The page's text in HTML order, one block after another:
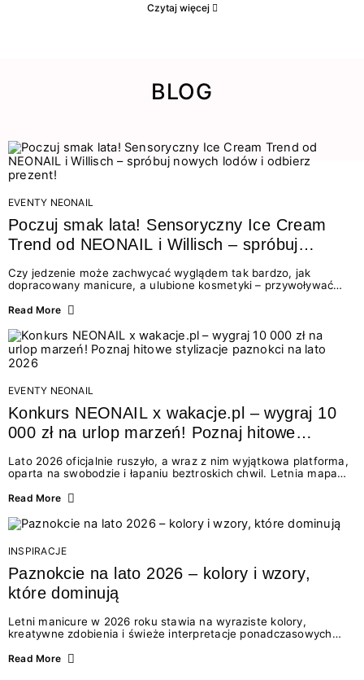
Czytaj więcej
BLOG
EVENTY NEONAIL
Poczuj smak lata! Sensoryczny Ice Cream
Trend od NEONAIL i Willisch – spróbuj
nowych lodów i odbierz prezent!
Czy jedzenie może zachwycać wyglądem tak bardzo, jak
dopracowany manicure, a ulubione kosmetyki – przywoływać
świata beauty i oszałamiających deserów to coś więcej niż
zmysłami: przez soczysty kolor, aksamitną teksturę,
orzeźwiający zapach i słodki akcent na podniebieniu. Tego lata
NEONAIL łączy siły z marką Willisch, tworząc unikalny projekt
na styku jedzenia i piękna....
Read More
EVENTY NEONAIL
Konkurs NEONAIL x wakacje.pl – wygraj 10
000 zł na urlop marzeń! Poznaj hitowe
Lato 2026 oficjalnie ruszyło, a wraz z nim wyjątkowa platforma,
oparta na swobodzie i łapaniu beztroskich chwil. Letnia mapa
doświadczenia wakacji – od spontanicznych wyjazdów, przez
Motywem przewodnim jest eksplorowanie i kolekcjonowanie
letnich momentów. Z tej okazji przygotowaliśmy coś absolutnie
wyjątkowego: wielki konkurs z wakacje.pl oraz dawkę
najgorętszych trendów w...
Read More
INSPIRACJE
Paznokcie na lato 2026 – kolory i wzory,
które dominują
Letni manicure w 2026 roku stawia na wyraziste kolory,
kreatywne zdobienia i świeże interpretacje ponadczasowych
zarówno energetycznych odcieni inspirowanych wakacjami, jak
Read More